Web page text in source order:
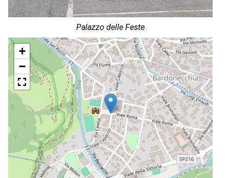
Palazzo delle Feste
+
−